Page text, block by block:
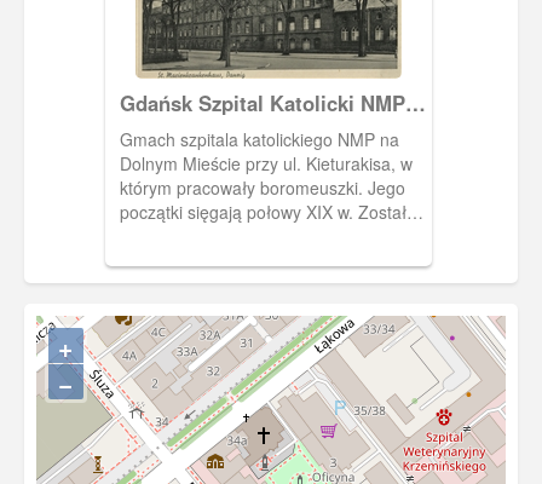
Gdańsk Szpital Katolicki NMP ,
Danzig Die Marienkrankenhaus
Gmach szpitala katolickiego NMP na
Dolnym Mieście przy ul. Kieturakisa, w
którym pracowały boromeuszki. Jego
początki sięgają połowy XIX w. Został
Uphagenów, w kolejnych latach
rozbudowywany. Pocztówka w obiegu
+
−